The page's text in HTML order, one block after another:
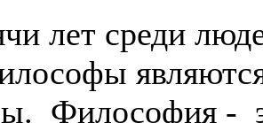
лет среди
Философия -